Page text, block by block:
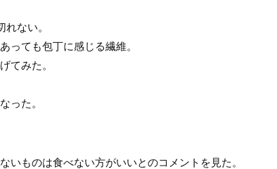
ない。
っても包丁に感じる繊維。
てみた。
った。
ものは食べない方がいいとのコメントを見た。